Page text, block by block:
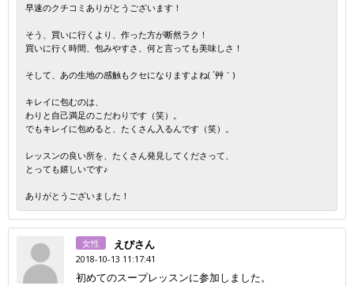
早速のクチコミありがとうございます！
そう、買いに行くより、作った方が断然ラク！
買いに行く時間、包みやすさ、何と言っても美味しさ！
そして、あの生地の感触もクセになりますよね( ´艸｀)
キレイに包むのは、
わりと自己満足のこだわりです（笑）。
でもキレイに包めると、たくさん入るんです（笑）。
レッスンの良い所を、たくさん発見してくださって、
とっても嬉しいです♪
ありがとうございました！
女性 えびさん
2018-10-13 11:17:41
初めてのスープレッスンに参加しました。